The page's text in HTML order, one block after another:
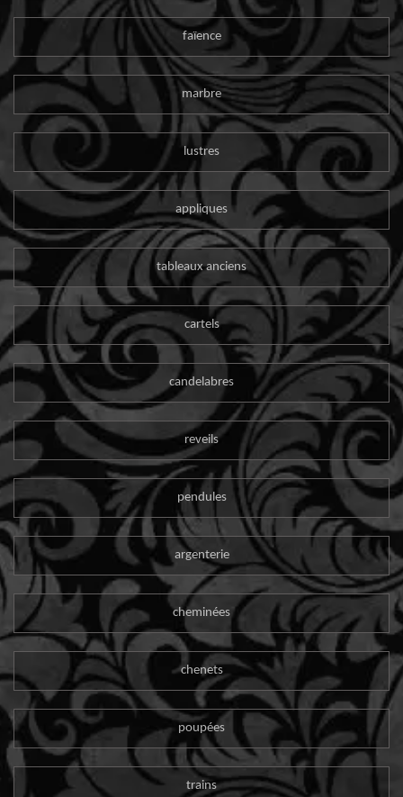
faïence
marbre
lustres
appliques
tableaux anciens
cartels
candelabres
reveils
pendules
argenterie
cheminées
chenets
poupées
trains